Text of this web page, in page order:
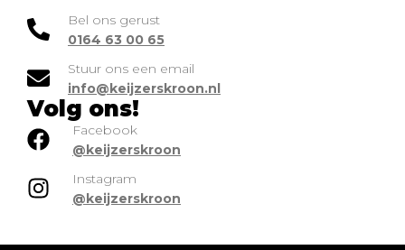
Bel ons gerust
0164 63 00 65
Stuur ons een email
info@keijzerskroon.nl
Volg ons!
Facebook
@keijzerskroon
Instagram
@keijzerskroon